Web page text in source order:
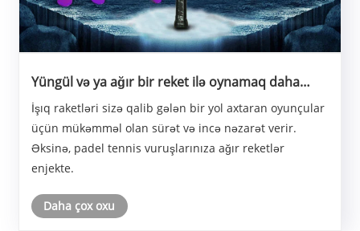
Yüngül və ya ağır bir reket ilə oynamaq daha
yaxşıdır?
İşıq raketləri sizə qalib gələn bir yol axtaran oyunçular
üçün mükəmməl olan sürət və incə nəzarət verir.
Əksinə, padel tennis vuruşlarınıza ağır reketlər
enjekte.
Daha çox oxu